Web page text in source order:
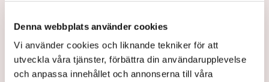
Denna webbplats använder cookies
Vi använder cookies och liknande tekniker för att
utveckla våra tjänster, förbättra din användarupplevelse
och anpassa innehållet och annonserna till våra